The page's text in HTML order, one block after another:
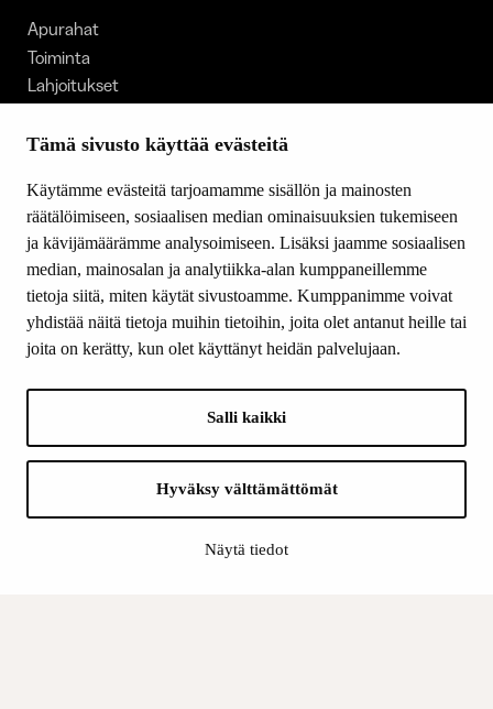
Tämä sivusto käyttää evästeitä
Käytämme evästeitä tarjoamamme sisällön ja mainosten
räätälöimiseen, sosiaalisen median ominaisuuksien tukemiseen
ja kävijämäärämme analysoimiseen. Lisäksi jaamme sosiaalisen
median, mainosalan ja analytiikka-alan kumppaneillemme
tietoja siitä, miten käytät sivustoamme. Kumppanimme voivat
yhdistää näitä tietoja muihin tietoihin, joita olet antanut heille tai
joita on kerätty, kun olet käyttänyt heidän palvelujaan.
Salli kaikki
Hyväksy välttämättömät
Näytä tiedot
Apurahat
Toiminta
Lahjoitukset
Ajankohtaista
Yhteystiedot
SEURAA MEITÄ
Facebook
Instagram
LinkedIn
Suomen Kulttuurirahasto: